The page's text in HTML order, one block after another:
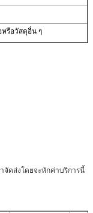
หรือวัสดุอื่น ๆ
จัดส่งโดยจะหักค่าบริการนี้